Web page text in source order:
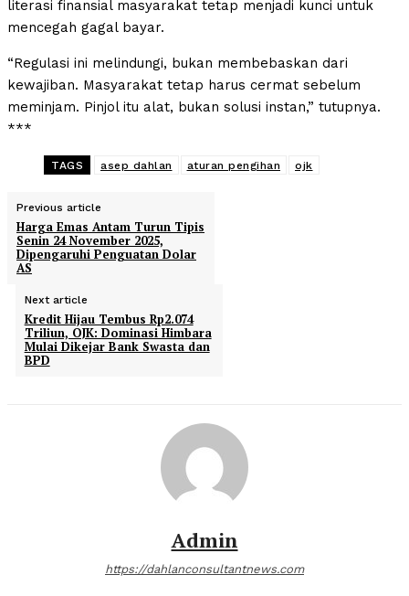
literasi finansial masyarakat tetap menjadi kunci untuk
mencegah gagal bayar.
“Regulasi ini melindungi, bukan membebaskan dari
kewajiban. Masyarakat tetap harus cermat sebelum
meminjam. Pinjol itu alat, bukan solusi instan,” tutupnya.
***
TAGS asep dahlan aturan pengihan ojk
Previous article
Harga Emas Antam Turun Tipis
Senin 24 November 2025,
Dipengaruhi Penguatan Dolar
AS
Next article
Kredit Hijau Tembus Rp2.074
Triliun, OJK: Dominasi Himbara
Mulai Dikejar Bank Swasta dan
BPD
Admin
https://dahlanconsultantnews.com